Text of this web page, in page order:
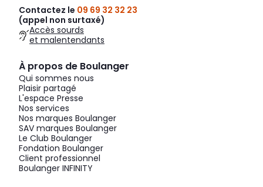
Contactez le 09 69 32 32 23
(appel non surtaxé)
Accès sourds
et malentendants
À propos de Boulanger
Qui sommes nous
Plaisir partagé
L'espace Presse
Nos services
Nos marques Boulanger
SAV marques Boulanger
Le Club Boulanger
Fondation Boulanger
Client professionnel
Boulanger INFINITY